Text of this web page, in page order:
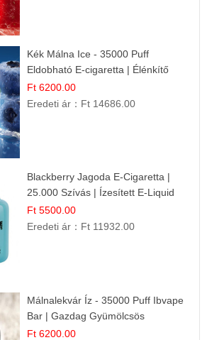
Kék Málna Ice - 35000 Puff
Eldobható E-cigaretta | Élénkítő
Gyümölcsös Frissesség!
Ft 6200.00
Eredeti ár： Ft 14686.00
Blackberry Jagoda E-Cigaretta |
25.000 Szívás | Ízesített E-Liquid
Ft 5500.00
Eredeti ár： Ft 11932.00
Málnalekvár Íz - 35000 Puff Ibvape
Bar | Gazdag Gyümölcsös
Ízélmény!
Ft 6200.00